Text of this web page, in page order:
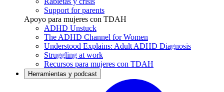
Support for parents
Apoyo para mujeres con TDAH
ADHD Unstuck
The ADHD Channel for Women
Understood Explains: Adult ADHD Diagnosis
Struggling at work
Recursos para mujeres con TDAH
Herramientas y podcast